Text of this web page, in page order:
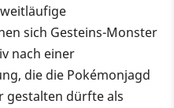
sich Gesteins-Monster
nach einer
die die Pokémonjagd
gestalten dürfte als